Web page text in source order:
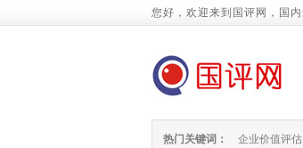
您好，欢迎来到国评网，国
热门关键词： 企业价值评估